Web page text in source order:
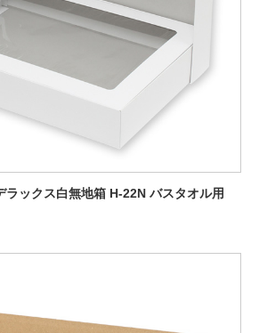
ラックス白無地箱 H-22N バスタオル用